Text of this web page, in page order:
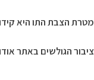
מטרת הצבת התו היא
ציבור הגולשים באתר